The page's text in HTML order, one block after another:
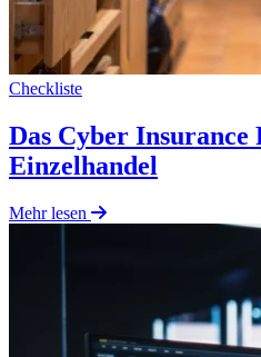
Checkliste
Das Cyber
Einzelhandel
Mehr lesen